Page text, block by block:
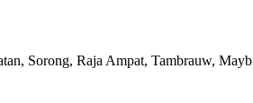
Sorong, Raja Ampat, Tambrauw,